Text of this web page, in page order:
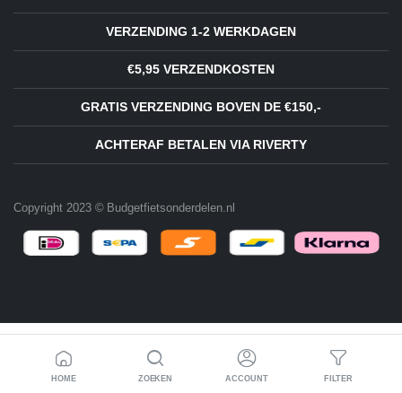
VERZENDING 1-2 WERKDAGEN
€5,95 VERZENDKOSTEN
GRATIS VERZENDING BOVEN DE €150,-
ACHTERAF BETALEN VIA RIVERTY
Copyright 2023 © Budgetfietsonderdelen.nl
HOME ZOEKEN ACCOUNT FILTER